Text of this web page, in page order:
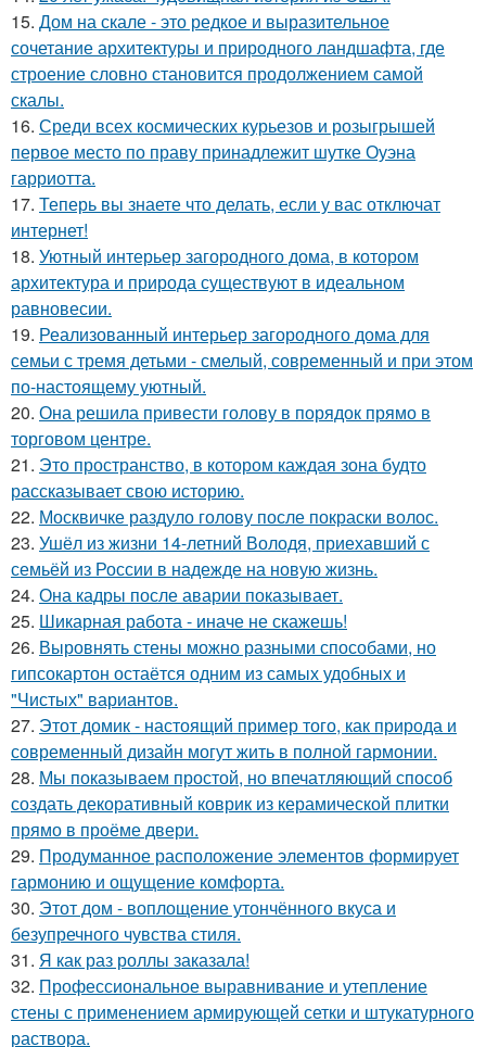
15. Дом на скале - это редкое и выразительное
сочетание архитектуры и природного ландшафта, где
строение словно становится продолжением самой
скалы.
16. Среди всех космических курьезов и розыгрышей
первое место по праву принадлежит шутке Оуэна
гарриотта.
17. Теперь вы знаете что делать, если у вас отключат
интернет!
18. Уютный интерьер загородного дома, в котором
архитектура и природа существуют в идеальном
равновесии.
19. Реализованный интерьер загородного дома для
семьи с тремя детьми - смелый, современный и при этом
по-настоящему уютный.
20. Она решила привести голову в порядок прямо в
торговом центре.
21. Это пространство, в котором каждая зона будто
рассказывает свою историю.
22. Москвичке раздуло голову после покраски волос.
23. Ушёл из жизни 14-летний Володя, приехавший с
семьёй из России в надежде на новую жизнь.
24. Она кадры после аварии показывает.
25. Шикарная работа - иначе не скажешь!
26. Выровнять стены можно разными способами, но
гипсокартон остаётся одним из самых удобных и
"Чистых" вариантов.
27. Этот домик - настоящий пример того, как природа и
современный дизайн могут жить в полной гармонии.
28. Мы показываем простой, но впечатляющий способ
создать декоративный коврик из керамической плитки
прямо в проёме двери.
29. Продуманное расположение элементов формирует
гармонию и ощущение комфорта.
30. Этот дом - воплощение утончённого вкуса и
безупречного чувства стиля.
31. Я как раз роллы заказала!
32. Профессиональное выравнивание и утепление
стены с применением армирующей сетки и штукатурного
раствора.